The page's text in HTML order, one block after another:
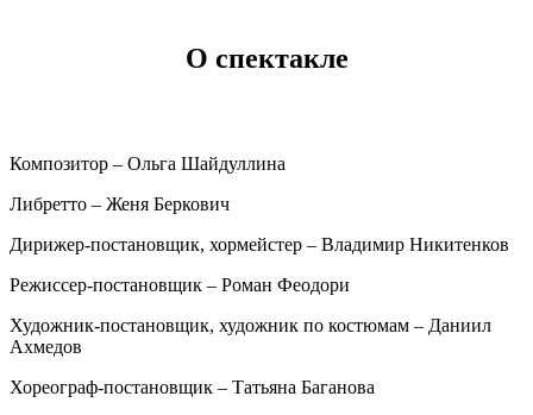
О спектакле
Композитор – Ольга Шайдуллина
Либретто – Женя Беркович
Дирижер-постановщик, хормейстер – Владимир Никитенков
Режиссер-постановщик – Роман Феодори
Художник-постановщик, художник по костюмам – Даниил
Ахмедов
Хореограф-постановщик – Татьяна Баганова